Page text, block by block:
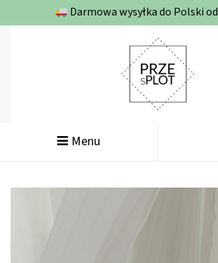
Darmowa wysyłka do Polski od
Menu